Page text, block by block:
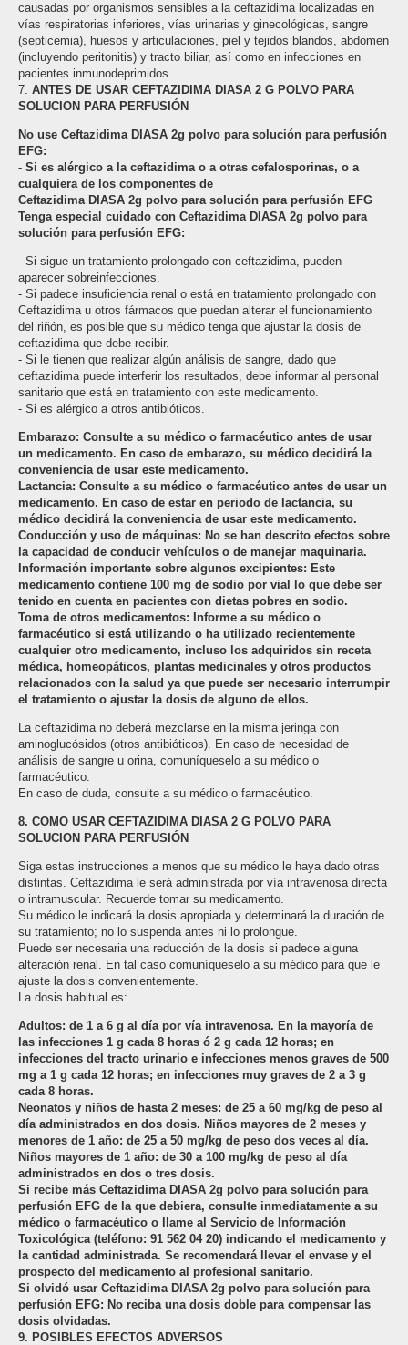
causadas por organismos sensibles a la ceftazidima localizadas en
vías respiratorias inferiores, vías urinarias y ginecológicas, sangre
(septicemia), huesos y articulaciones, piel y tejidos blandos, abdomen
(incluyendo peritonitis) y tracto biliar, así como en infecciones en
pacientes inmunodeprimidos.
7. ANTES DE USAR CEFTAZIDIMA DIASA 2 G POLVO PARA
SOLUCION PARA PERFUSIÓN
No use Ceftazidima DIASA 2g polvo para solución para perfusión
EFG:
- Si es alérgico a la ceftazidima o a otras cefalosporinas, o a
cualquiera de los componentes de
Ceftazidima DIASA 2g polvo para solución para perfusión EFG
Tenga especial cuidado con Ceftazidima DIASA 2g polvo para
solución para perfusión EFG:
- Si sigue un tratamiento prolongado con ceftazidima, pueden
aparecer sobreinfecciones.
- Si padece insuficiencia renal o está en tratamiento prolongado con
Ceftazidima u otros fármacos que puedan alterar el funcionamiento
del riñón, es posible que su médico tenga que ajustar la dosis de
ceftazidima que debe recibir.
- Si le tienen que realizar algún análisis de sangre, dado que
ceftazidima puede interferir los resultados, debe informar al personal
sanitario que está en tratamiento con este medicamento.
- Si es alérgico a otros antibióticos.
Embarazo: Consulte a su médico o farmacéutico antes de usar
un medicamento. En caso de embarazo, su médico decidirá la
conveniencia de usar este medicamento.
Lactancia: Consulte a su médico o farmacéutico antes de usar un
medicamento. En caso de estar en periodo de lactancia, su
médico decidirá la conveniencia de usar este medicamento.
Conducción y uso de máquinas: No se han descrito efectos sobre
la capacidad de conducir vehículos o de manejar maquinaria.
Información importante sobre algunos excipientes: Este
medicamento contiene 100 mg de sodio por vial lo que debe ser
tenido en cuenta en pacientes con dietas pobres en sodio.
Toma de otros medicamentos: Informe a su médico o
farmacéutico si está utilizando o ha utilizado recientemente
cualquier otro medicamento, incluso los adquiridos sin receta
médica, homeopáticos, plantas medicinales y otros productos
relacionados con la salud ya que puede ser necesario interrumpir
el tratamiento o ajustar la dosis de alguno de ellos.
La ceftazidima no deberá mezclarse en la misma jeringa con
aminoglucósidos (otros antibióticos). En caso de necesidad de
análisis de sangre u orina, comuníqueselo a su médico o
farmacéutico.
En caso de duda, consulte a su médico o farmacéutico.
8. COMO USAR CEFTAZIDIMA DIASA 2 G POLVO PARA
SOLUCION PARA PERFUSIÓN
Siga estas instrucciones a menos que su médico le haya dado otras
distintas. Ceftazidima le será administrada por vía intravenosa directa
o intramuscular. Recuerde tomar su medicamento.
Su médico le indicará la dosis apropiada y determinará la duración de
su tratamiento; no lo suspenda antes ni lo prolongue.
Puede ser necesaria una reducción de la dosis si padece alguna
alteración renal. En tal caso comuníqueselo a su médico para que le
ajuste la dosis convenientemente.
La dosis habitual es:
Adultos: de 1 a 6 g al día por vía intravenosa. En la mayoría de
las infecciones 1 g cada 8 horas ó 2 g cada 12 horas; en
infecciones del tracto urinario e infecciones menos graves de 500
mg a 1 g cada 12 horas; en infecciones muy graves de 2 a 3 g
cada 8 horas.
Neonatos y niños de hasta 2 meses: de 25 a 60 mg/kg de peso al
día administrados en dos dosis. Niños mayores de 2 meses y
menores de 1 año: de 25 a 50 mg/kg de peso dos veces al día.
Niños mayores de 1 año: de 30 a 100 mg/kg de peso al día
administrados en dos o tres dosis.
Si recibe más Ceftazidima DIASA 2g polvo para solución para
perfusión EFG de la que debiera, consulte inmediatamente a su
médico o farmacéutico o llame al Servicio de Información
Toxicológica (teléfono: 91 562 04 20) indicando el medicamento y
la cantidad administrada. Se recomendará llevar el envase y el
prospecto del medicamento al profesional sanitario.
Si olvidó usar Ceftazidima DIASA 2g polvo para solución para
perfusión EFG: No reciba una dosis doble para compensar las
dosis olvidadas.
9. POSIBLES EFECTOS ADVERSOS